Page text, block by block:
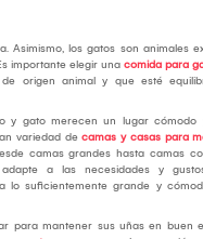
Asimismo, los gatos son animales
importante elegir unacomida para
origen animal y que esté
y gato merecen un lugar cómodo
variedad decamas y casas para
camas grandes hasta camas
a las necesidades y
lo suficientemente grande y
para mantener sus uñas en buen